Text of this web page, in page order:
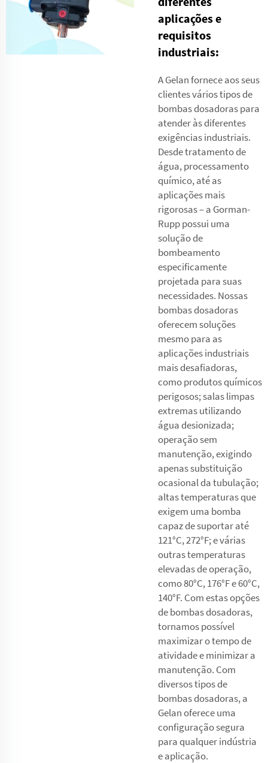
aplicações e
requisitos
industriais:
A Gelan fornece aos seus
clientes vários tipos de
bombas dosadoras para
atender às diferentes
exigências industriais.
Desde tratamento de
água, processamento
químico, até as
aplicações mais
rigorosas – a Gorman-
Rupp possui uma
solução de
bombeamento
especificamente
projetada para suas
necessidades. Nossas
bombas dosadoras
oferecem soluções
mesmo para as
aplicações industriais
mais desafiadoras,
como produtos químicos
perigosos; salas limpas
extremas utilizando
água desionizada;
operação sem
manutenção, exigindo
apenas substituição
ocasional da tubulação;
altas temperaturas que
exigem uma bomba
capaz de suportar até
121°C, 272°F; e várias
outras temperaturas
elevadas de operação,
como 80°C, 176°F e 60°C,
140°F. Com estas opções
de bombas dosadoras,
tornamos possível
maximizar o tempo de
atividade e minimizar a
manutenção. Com
diversos tipos de
bombas dosadoras, a
Gelan oferece uma
configuração segura
para qualquer indústria
e aplicação.